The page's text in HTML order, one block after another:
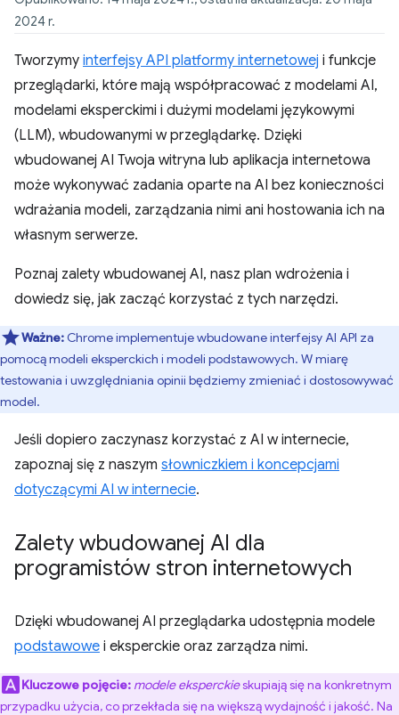
2024 r.
Tworzymy interfejsy API platformy internetowej i funkcje
przeglądarki, które mają współpracować z modelami AI,
modelami eksperckimi i dużymi modelami językowymi
(LLM), wbudowanymi w przeglądarkę. Dzięki
wbudowanej AI Twoja witryna lub aplikacja internetowa
może wykonywać zadania oparte na AI bez konieczności
wdrażania modeli, zarządzania nimi ani hostowania ich na
własnym serwerze.
Poznaj zalety wbudowanej AI, nasz plan wdrożenia i
dowiedz się, jak zacząć korzystać z tych narzędzi.
Ważne: Chrome implementuje wbudowane interfejsy AI API za
pomocą modeli eksperckich i modeli podstawowych. W miarę
testowania i uwzględniania opinii będziemy zmieniać i dostosowywać
model.
Jeśli dopiero zaczynasz korzystać z AI w internecie,
zapoznaj się z naszym słowniczkiem i koncepcjami
dotyczącymi AI w internecie.
Zalety wbudowanej AI dla
programistów stron internetowych
Dzięki wbudowanej AI przeglądarka udostępnia modele
podstawowe i eksperckie oraz zarządza nimi.
Kluczowe pojęcie: modele eksperckieskupiają się na konkretnym
przypadku użycia, co przekłada się na większą wydajność i jakość. Na